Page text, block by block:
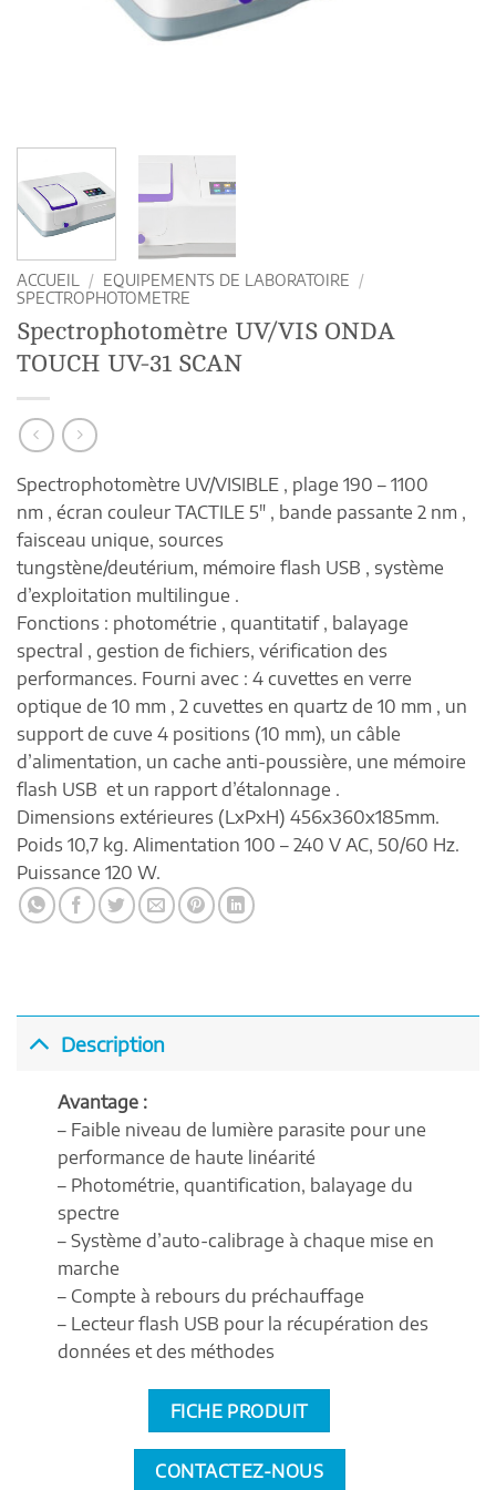
ACCUEIL / EQUIPEMENTS DE LABORATOIRE /
SPECTROPHOTOMETRE
Spectrophotomètre UV/VIS ONDA
TOUCH UV-31 SCAN
Spectrophotomètre UV/VISIBLE , plage 190 – 1100
nm , écran couleur TACTILE 5″ , bande passante 2 nm ,
faisceau unique, sources
tungstène/deutérium, mémoire flash USB , système
d’exploitation multilingue .
Fonctions : photométrie , quantitatif , balayage
spectral , gestion de fichiers, vérification des
performances. Fourni avec : 4 cuvettes en verre
optique de 10 mm , 2 cuvettes en quartz de 10 mm , un
support de cuve 4 positions (10 mm), un câble
d’alimentation, un cache anti-poussière, une mémoire
flash USB et un rapport d’étalonnage .
Dimensions extérieures (LxPxH) 456x360x185mm.
Poids 10,7 kg. Alimentation 100 – 240 V AC, 50/60 Hz.
Puissance 120 W.
Description
Avantage :
– Faible niveau de lumière parasite pour une
performance de haute linéarité
– Photométrie, quantification, balayage du
spectre
– Système d’auto-calibrage à chaque mise en
marche
– Compte à rebours du préchauffage
– Lecteur flash USB pour la récupération des
données et des méthodes
FICHE PRODUIT
CONTACTEZ-NOUS